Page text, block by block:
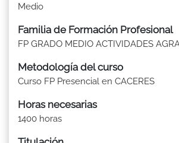
Medio
Familia de Formación Profesional
FP GRADO MEDIO ACTIVIDADES
Metodología del curso
Curso FP Presencial en CACERES
Horas necesarias
1400 horas